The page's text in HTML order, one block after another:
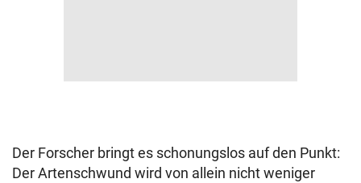
Der Forscher bringt es schonungslos auf den Punkt:
Der Artenschwund wird von allein nicht weniger